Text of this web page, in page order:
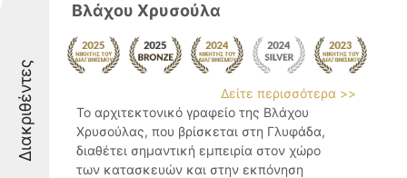
Διακριθέντες
Βλάχου Χρυσούλα
Δείτε περισσότερα >>
Το αρχιτεκτονικό γραφείο της Βλάχου
Χρυσούλας, που βρίσκεται στη Γλυφάδα,
διαθέτει σημαντική εμπειρία στον χώρο
των κατασκευών και στην εκπόνηση